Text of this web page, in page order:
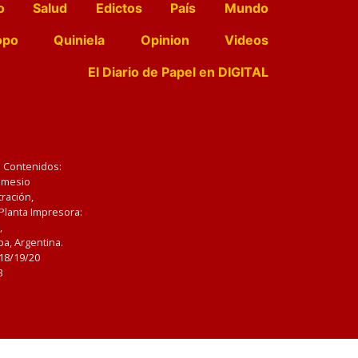
Salud Edictos País
Mundo
Quiniela Opinion
Videos
El Diario de Papel en DIGITAL
Impresora:
Argentina.
19/20